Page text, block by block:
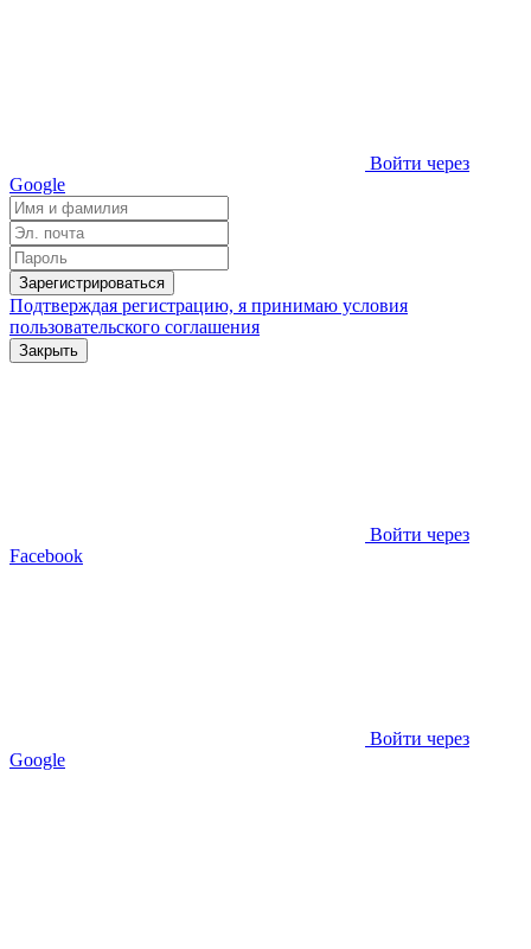
Войти через
Google
Зарегистрироваться
Подтверждая регистрацию, я принимаю условия
пользовательского соглашения
Закрыть
Войти через
Facebook
Войти через
Google